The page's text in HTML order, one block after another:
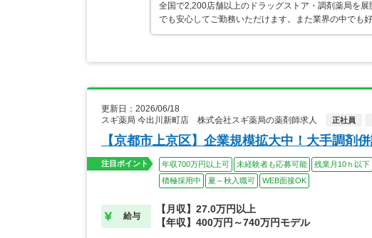
全国で2,200店舗以上のドラッグストア・調剤薬局を
でも安心してご勤務いただけます。また業界の中でも
更新日：2026/06/18
スギ薬局 今出川新町店 株式会社スギ薬局の薬剤師求人
正社員
【京都市上京区】企業規模拡大中！大手調剤
注目ポイント 年収700万円以上可 未経験者も応募可能 残業月10ｈ以下
積極採用中
夏～秋入職可 WEB面接OK
給与
【月収】27.0万円以上
【年収】400万円～740万円モデル